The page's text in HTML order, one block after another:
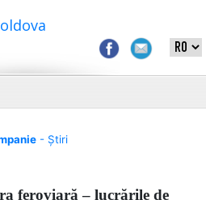
- Știri
feroviară – lucrările de